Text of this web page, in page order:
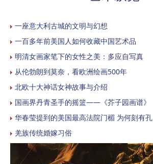
一座意大利古城的文明与幻想
一百多年前美国人如何收藏中国艺术品
明清女画家笔下的女性之美：多应自写真
从伦勃朗到莫奈，看欧洲绘画500年
北欧十大神话女神故事与介绍
国画界丹青圣手的摇篮——《芥子园画谱》
华春莹提到的美国最高法院门楣 为何刻有孔
羌族传统婚嫁习俗